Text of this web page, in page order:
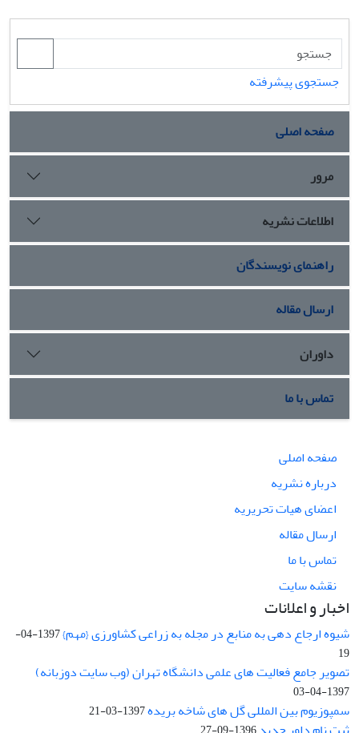
جستجوی پیشرفته
صفحه اصلی
مرور
اطلاعات نشریه
راهنمای نویسندگان
ارسال مقاله
داوران
تماس با ما
صفحه اصلی
درباره نشریه
اعضای هیات تحریریه
ارسال مقاله
تماس با ما
نقشه سایت
اخبار و اعلانات
شیوه ارجاع دهی به منابع در مجله به زراعی کشاورزی {مهم}
1397-04-
19
تصویر جامع فعالیت های علمی دانشگاه تهران (وب سایت دوزبانه)
1397-04-03
سمپوزیوم بین المللی گل های شاخه بریده1397-03-21